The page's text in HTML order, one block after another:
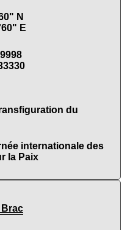
N
E
du
internationale des
la Paix
Brac